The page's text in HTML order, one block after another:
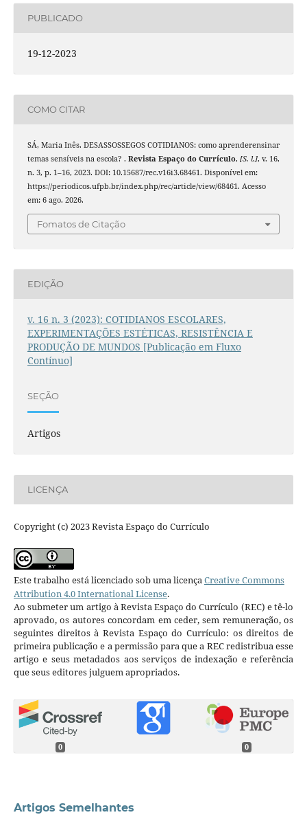
PUBLICADO
19-12-2023
COMO CITAR
SÁ, Maria Inês. DESASSOSSEGOS COTIDIANOS: como aprenderensinar
temas sensíveis na escola? . Revista Espaço do Currículo, [S. l.], v. 16,
n. 3, p. 1–16, 2023. DOI: 10.15687/rec.v16i3.68461. Disponível em:
https://periodicos.ufpb.br/index.php/rec/article/view/68461. Acesso
em: 6 ago. 2026.
Fomatos de Citação
EDIÇÃO
v. 16 n. 3 (2023): COTIDIANOS ESCOLARES,
EXPERIMENTAÇÕES ESTÉTICAS, RESISTÊNCIA E
PRODUÇÃO DE MUNDOS [Publicação em Fluxo
Contínuo]
SEÇÃO
Artigos
LICENÇA
Copyright (c) 2023 Revista Espaço do Currículo
Este trabalho está licenciado sob uma licença Creative Commons
Attribution 4.0 International License.
Ao submeter um artigo à Revista Espaço do Currículo (REC) e tê-lo
aprovado, os autores concordam em ceder, sem remuneração, os
seguintes direitos à Revista Espaço do Currículo: os direitos de
primeira publicação e a permissão para que a REC redistribua esse
artigo e seus metadados aos serviços de indexação e referência
que seus editores julguem apropriados.
0 0
Artigos Semelhantes